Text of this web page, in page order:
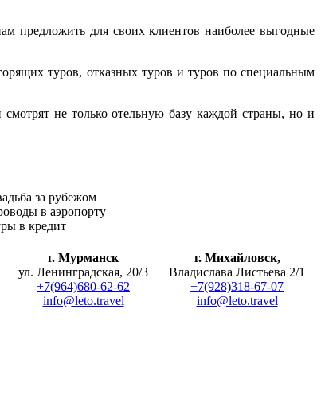
предложить для своих клиентов наиболее выгодные
туров, отказных туров и туров по специальным
не только отельную базу каждой страны, но и
за рубежом
в аэропорту
в кредит
г. Мурманск
ул. Ленинградская, 20/3
+7(964)680-62-62
info@leto.travel
г. Михайловск,
Владислава Листьева 2/1
+7(928)318-67-07
info@leto.travel